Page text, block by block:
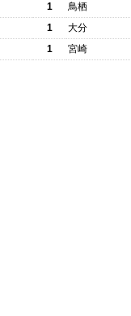
1
鳥栖
1
大分
1 宮崎